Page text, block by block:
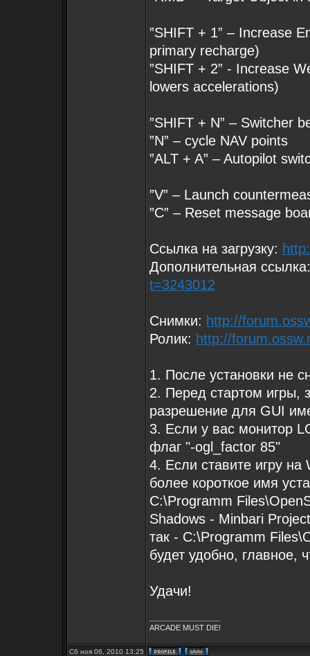
”SHIFT + 1” – Increase
primary recharge)
”SHIFT + 2” - Increase
lowers accelerations)
”SHIFT + N” – Switcher
”N” – cycle NAV points
”ALT + A” – Autopilot
”V” – Launch
”C” – Reset message
Ссылка на загрузку:
Дополнительная
t=3243012
Снимки: http://
Ролик: http://
1. После установки не
2. Перед стартом игры,
разрешение для GUI
3. Если у вас монитор
флаг "-ogl_factor 85"
4. Если ставите игру на
более короткое имя
C:\Programm
Shadows - Minbari
так - C:\Programm
будет удобно, главное,
Удачи!
ARCADE MUST DIE!
Сб ноя 06, 2010 13:25